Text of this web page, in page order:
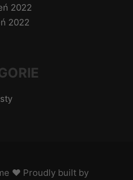
2022
2022
♥ Proudly built by